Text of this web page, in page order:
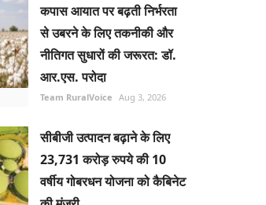
कपास आयात पर बढ़ती निर्भरता
से उबरने के लिए तकनीकी और
नीतिगत सुधारों की जरूरत: डॉ.
आर.एस. परोदा
Team RuralVoice Aug 3, 2026
सीबीजी उत्पादन बढ़ाने के लिए
23,731 करोड़ रुपये की 10
वर्षीय गोबरधन योजना को कैबिनेट